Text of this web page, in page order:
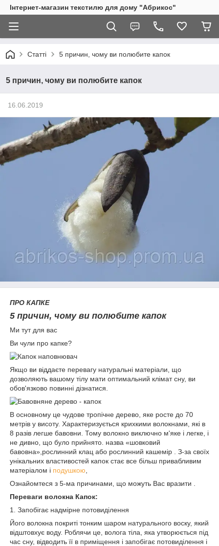
Інтернет-магазин текстилю для дому "Абрикос"
Статті 5 причин, чому ви полюбите капок
5 причин, чому ви полюбите капок
16.06.2019
ПРО КАПКЕ
5 причин, чому ви полюбите капок
Ми тут для вас
Ви чули про капке?
Якщо ви віддаєте перевагу натуральні матеріали, що
дозволяють вашому тілу мати оптимальний клімат сну, ви
обов'язково повинні дізнатися.
В основному це чудове тропічне дерево, яке росте до 70
метрів у висоту. Характеризується крихкими волокнами, які в
8 разів легше бавовни. Тому волокно виключно м'яке і легке, і
не дивно, що було прийнято. назва «шовковий
бавовна»,рослинний клац або рослинний кашемір . З-за своїх
унікальних властивостей капок стає все більш привабливим
матеріалом і подушкою
Ознайомтеся з 5-ма причинами, що можуть Вас вразити .
Переваги волокна Капок:
1. Запобігає надмірне потовиділення
Його волокна покриті тонким шаром натурального воску, який
відштовхує воду. Роблячи це, волога тіла, яка утворюється під
час сну, відводить її в приміщення і запобігає потовиділення і